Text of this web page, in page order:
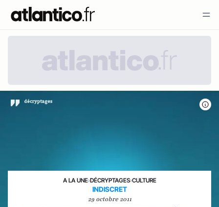
A LA UNE›DÉCRYPTAGES›CULTURE
INDISCRET
29 octobre 2011